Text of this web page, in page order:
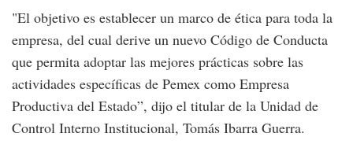
"El objetivo es establecer un marco de ética para toda la
empresa, del cual derive un nuevo Código de Conducta
que permita adoptar las mejores prácticas sobre las
actividades específicas de Pemex como Empresa
Productiva del Estado”, dijo el titular de la Unidad de
Control Interno Institucional, Tomás Ibarra Guerra.